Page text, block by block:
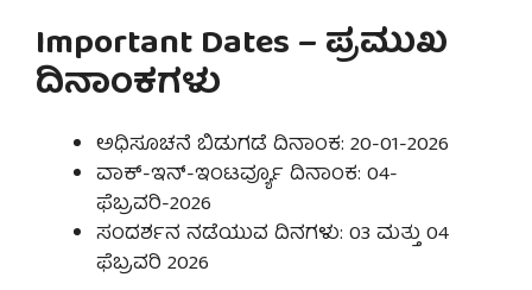
Important Dates – ಪ್ರಮುಖ
ದಿನಾಂಕಗಳು
ಅಧಿಸೂಚನೆ ಬಿಡುಗಡೆ ದಿನಾಂಕ: 20-01-2026
ವಾಕ್-ಇನ್-ಇಂಟರ್ವ್ಯೂ ದಿನಾಂಕ: 04-
ಫೆಬ್ರವರಿ-2026
ಸಂದರ್ಶನ ನಡೆಯುವ ದಿನಗಳು: 03 ಮತ್ತು 04
ಫೆಬ್ರವರಿ 2026